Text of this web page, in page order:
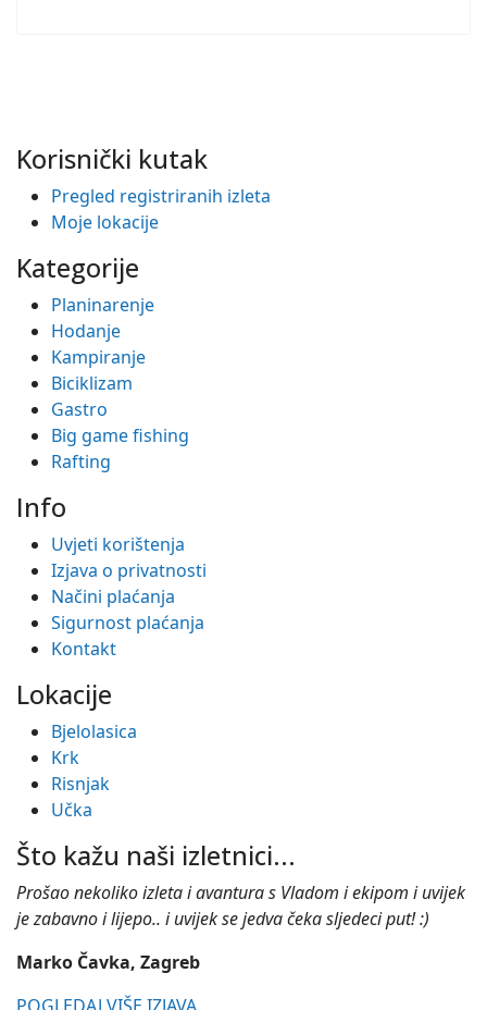
Korisnički kutak
Pregled registriranih izleta
Moje lokacije
Kategorije
Planinarenje
Hodanje
Kampiranje
Biciklizam
Gastro
Big game fishing
Rafting
Info
Uvjeti korištenja
Izjava o privatnosti
Načini plaćanja
Sigurnost plaćanja
Kontakt
Lokacije
Bjelolasica
Krk
Risnjak
Učka
Što kažu naši izletnici...
Prošao nekoliko izleta i avantura s Vladom i ekipom i uvijek
je zabavno i lijepo.. i uvijek se jedva čeka sljedeci put! :)
Marko Čavka, Zagreb